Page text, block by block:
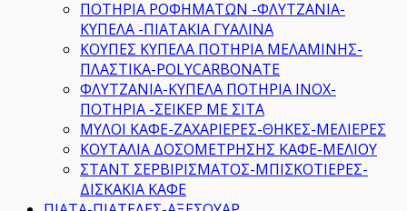
ΠΟΤΗΡΙΑ ΡΟΦΗΜΑΤΩΝ -ΦΛΥΤΖΑΝΙΑ-
ΚΥΠΕΛΑ -ΠΙΑΤΑΚΙΑ ΓΥΑΛΙΝΑ
ΚΟΥΠΕΣ ΚΥΠΕΛΑ ΠΟΤΗΡΙΑ ΜΕΛΑΜΙΝΗΣ-
ΠΛΑΣΤΙΚΑ-POLYCARBONATE
ΦΛΥΤΖΑΝΙΑ-ΚΥΠΕΛΑ ΠΟΤΗΡΙΑ ΙΝΟΧ-
ΠΟΤΗΡΙΑ -ΣΕΙΚΕΡ ΜΕ ΣΙΤΑ
ΜΥΛΟΙ ΚΑΦΕ-ΖΑΧΑΡΙΕΡΕΣ-ΘΗΚΕΣ-ΜΕΛΙΕΡΕΣ
ΚΟΥΤΑΛΙΑ ΔΟΣΟΜΕΤΡΗΣΗΣ ΚΑΦΕ-ΜΕΛΙΟΥ
ΣΤΑΝΤ ΣΕΡΒΙΡΙΣΜΑΤΟΣ-ΜΠΙΣΚΟΤΙΕΡΕΣ-
ΔΙΣΚΑΚΙΑ ΚΑΦΕ